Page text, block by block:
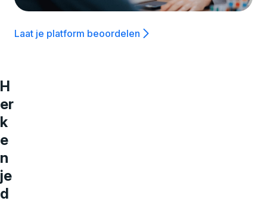
Laat je platform beoordelen
H
er
k
e
n
je
d